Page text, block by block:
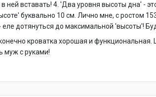
в ней вставать! 4. 'Два уровня высоты дна' -
буквально 10 см. Лично мне, с ростом
еле дотянуться до максимальной 'высоты'!
кроватка хорошая и функциональная.
муж с руками!